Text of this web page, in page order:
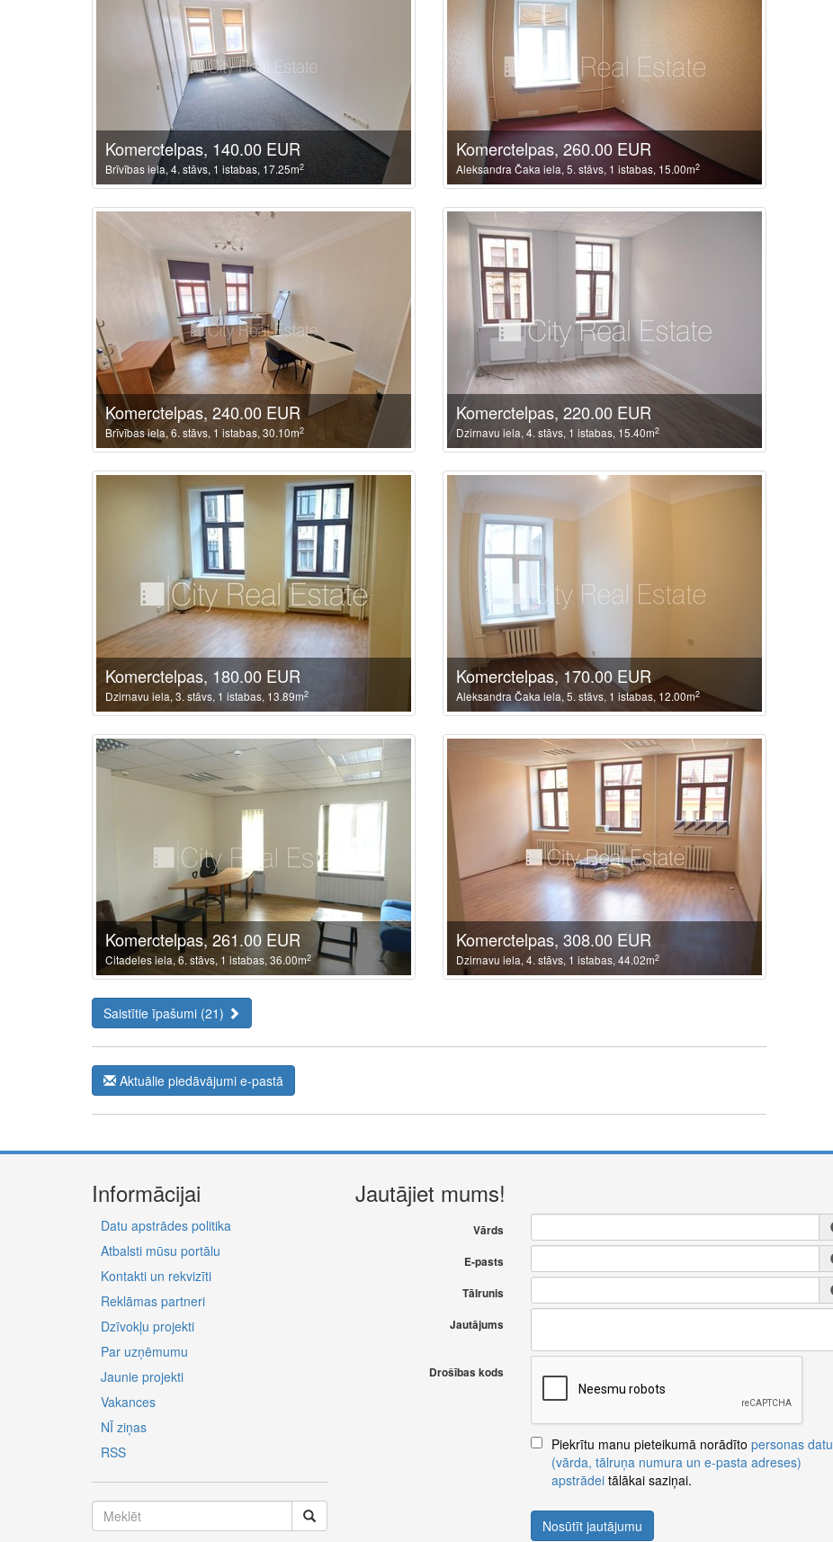
Komerctelpas, 140.00 EUR
Brīvības iela, 4. stāvs, 1 istabas, 17.25m2
Komerctelpas, 260.00 EUR
Aleksandra Čaka iela, 5. stāvs, 1 istabas, 15.00m2
Komerctelpas, 240.00 EUR
Brīvības iela, 6. stāvs, 1 istabas, 30.10m2
Komerctelpas, 220.00 EUR
Dzirnavu iela, 4. stāvs, 1 istabas, 15.40m2
Komerctelpas, 180.00 EUR
Dzirnavu iela, 3. stāvs, 1 istabas, 13.89m2
Komerctelpas, 170.00 EUR
Aleksandra Čaka iela, 5. stāvs, 1 istabas, 12.00m2
Komerctelpas, 261.00 EUR
Citadeles iela, 6. stāvs, 1 istabas, 36.00m2
Komerctelpas, 308.00 EUR
Dzirnavu iela, 4. stāvs, 1 istabas, 44.02m2
Saistītie īpašumi (21)
Aktuālie piedāvājumi e-pastā
Informācijai
Datu apstrādes politika
Atbalsti mūsu portālu
Kontakti un rekvizīti
Reklāmas partneri
Dzīvokļu projekti
Par uzņēmumu
Jaunie projekti
Vakances
NĪ ziņas
RSS
Jautājiet mums!
Vārds
E-pasts
Tālrunis
Jautājums
Drošības kods
Piekrītu manu pieteikumā norādīto personas datu
(vārda, tālruņa numura un e-pasta adreses)
apstrādeitālākai saziņai.
Nosūtīt jautājumu